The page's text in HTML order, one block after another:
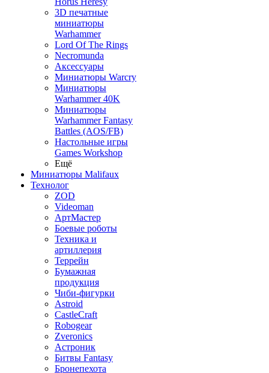
3D печатные
миниатюры
Warhammer
Lord Of The Rings
Necromunda
Аксессуары
Миниатюры Warcry
Миниатюры
Warhammer 40K
Миниатюры
Warhammer Fantasy
Battles (AOS/FB)
Настольные игры
Games Workshop
Ещё
Миниатюры Malifaux
Технолог
ZOD
Videoman
АртМастер
Боевые роботы
Техника и
артиллерия
Террейн
Бумажная
продукция
Чиби-фигурки
Astroid
CastleCraft
Robogear
Zveronics
Астроник
Битвы Fantasy
Бронепехота